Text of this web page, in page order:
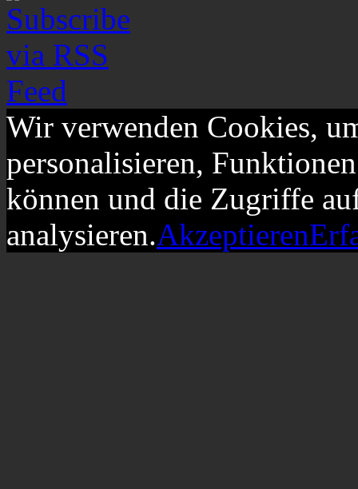
Wir verwenden Cookies,
personalisieren,
können und die Zugriffe
analysieren.Akzeptieren